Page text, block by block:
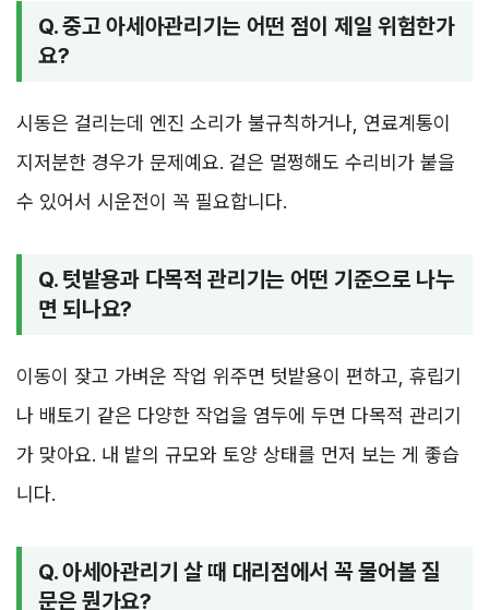
Q. 중고 아세아관리기는 어떤 점이 제일 위험한가
요?
시동은 걸리는데 엔진 소리가 불규칙하거나, 연료계통이
지저분한 경우가 문제예요. 겉은 멀쩡해도 수리비가 붙을
수 있어서 시운전이 꼭 필요합니다.
Q. 텃밭용과 다목적 관리기는 어떤 기준으로 나누
면 되나요?
이동이 잦고 가벼운 작업 위주면 텃밭용이 편하고, 휴립기
나 배토기 같은 다양한 작업을 염두에 두면 다목적 관리기
가 맞아요. 내 밭의 규모와 토양 상태를 먼저 보는 게 좋습
니다.
Q. 아세아관리기 살 때 대리점에서 꼭 물어볼 질
문은 뭔가요?